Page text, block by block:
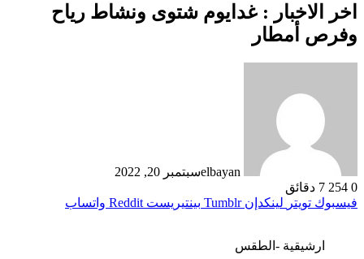
اخر الاخبار : غدايوم شتوى ونشاط رياح
وفرص أمطار
elbayanسبتمبر 20, 2022
0
7 دقائق
فيسبوك تويتر لينكدإن بينتيريست واتساب
ارشيقية -الطقس